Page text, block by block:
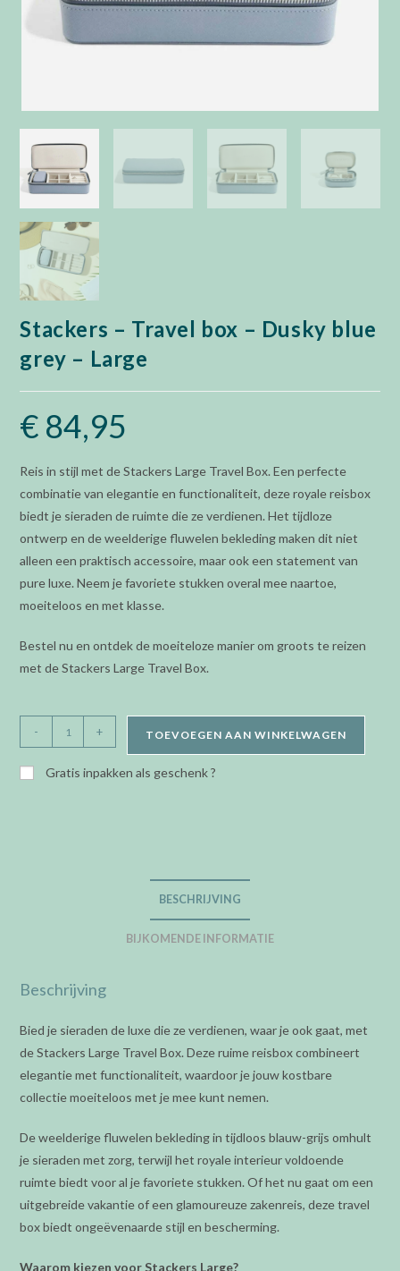
Stackers – Travel box – Dusky blue
grey – Large
€ 84,95
Reis in stijl met de Stackers Large Travel Box. Een perfecte
combinatie van elegantie en functionaliteit, deze royale reisbox
biedt je sieraden de ruimte die ze verdienen. Het tijdloze
ontwerp en de weelderige fluwelen bekleding maken dit niet
alleen een praktisch accessoire, maar ook een statement van
pure luxe. Neem je favoriete stukken overal mee naartoe,
moeiteloos en met klasse.
Bestel nu en ontdek de moeiteloze manier om groots te reizen
met de Stackers Large Travel Box.
Stackers
-
Travel
- + TOEVOEGEN AAN WINKELWAGEN
Gratis inpakken als geschenk ?
BESCHRIJVING
BIJKOMENDE INFORMATIE
Beschrijving
Bied je sieraden de luxe die ze verdienen, waar je ook gaat, met
de Stackers Large Travel Box. Deze ruime reisbox combineert
elegantie met functionaliteit, waardoor je jouw kostbare
collectie moeiteloos met je mee kunt nemen.
De weelderige fluwelen bekleding in tijdloos blauw-grijs omhult
je sieraden met zorg, terwijl het royale interieur voldoende
ruimte biedt voor al je favoriete stukken. Of het nu gaat om een
uitgebreide vakantie of een glamoureuze zakenreis, deze travel
box biedt ongeëvenaarde stijl en bescherming.
Waarom kiezen voor Stackers Large?